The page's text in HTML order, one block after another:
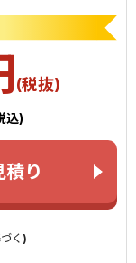
(税抜)
込)
積り
く)